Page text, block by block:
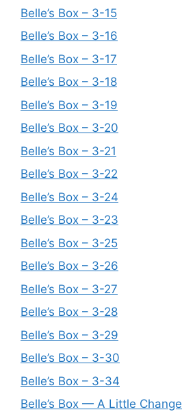
Belle’s Box – 3-15
Belle’s Box – 3-16
Belle’s Box – 3-17
Belle’s Box – 3-18
Belle’s Box – 3-19
Belle’s Box – 3-20
Belle’s Box – 3-21
Belle’s Box – 3-22
Belle’s Box – 3-24
Belle’s Box – 3-23
Belle’s Box – 3-25
Belle’s Box – 3-26
Belle’s Box – 3-27
Belle’s Box – 3-28
Belle’s Box – 3-29
Belle’s Box – 3-30
Belle’s Box – 3-34
Belle’s Box — A Little Change